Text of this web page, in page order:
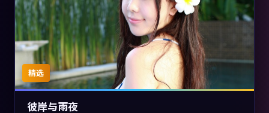
精选
彼岸与雨夜